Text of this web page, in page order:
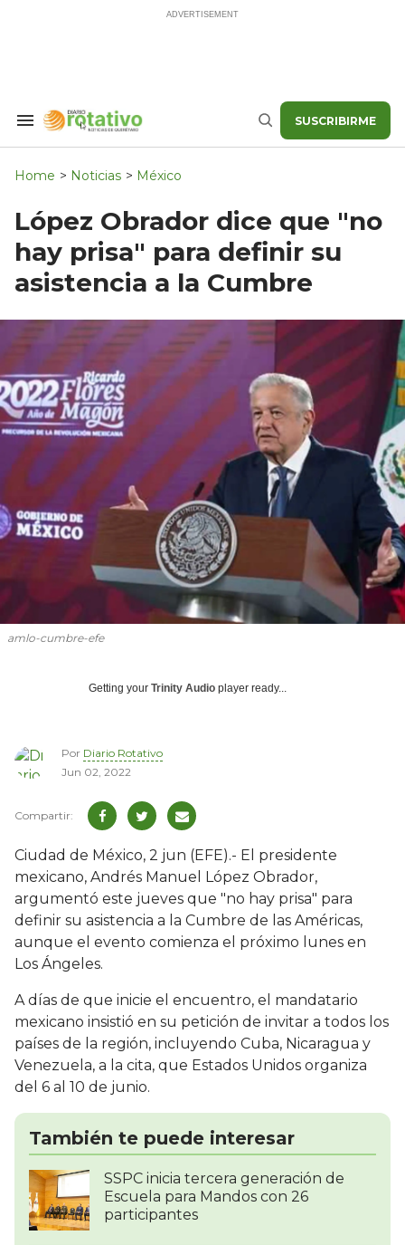
Search
Navigation
Buscar SUSCRIBIRME
Home > Noticias > México
López Obrador dice que "no
hay prisa" para definir su
asistencia a la Cumbre
amlo-cumbre-efe
Getting your Trinity Audio player ready...
Por Diario Rotativo
Jun 02, 2022
Ciudad de México, 2 jun (EFE).- El presidente
mexicano, Andrés Manuel López Obrador,
argumentó este jueves que "no hay prisa" para
definir su asistencia a la Cumbre de las Américas,
aunque el evento comienza el próximo lunes en
Los Ángeles.
A días de que inicie el encuentro, el mandatario
mexicano insistió en su petición de invitar a todos los
países de la región, incluyendo Cuba, Nicaragua y
Venezuela, a la cita, que Estados Unidos organiza
del 6 al 10 de junio.
También te puede interesar
SSPC inicia tercera generación de
Escuela para Mandos con 26
participantes